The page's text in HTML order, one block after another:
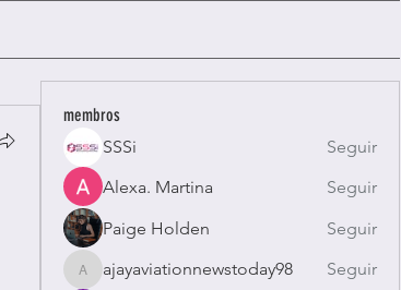
membros
SSSi
Seguir
Alexa. Martina
Seguir
Paige Holden
Seguir
ajayaviationnewstoday98
ajayaviationnewstoday98
Seguir